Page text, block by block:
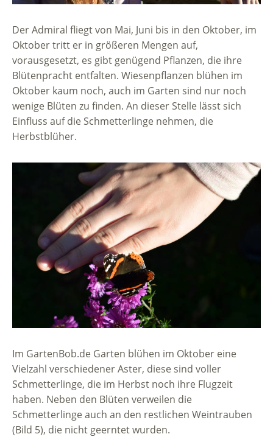
Der Admiral fliegt von Mai, Juni bis in den Oktober, im
Oktober tritt er in größeren Mengen auf,
vorausgesetzt, es gibt genügend Pflanzen, die ihre
Blütenpracht entfalten. Wiesenpflanzen blühen im
Oktober kaum noch, auch im Garten sind nur noch
wenige Blüten zu finden. An dieser Stelle lässt sich
Einfluss auf die Schmetterlinge nehmen, die
Herbstblüher.
Im GartenBob.de Garten blühen im Oktober eine
Vielzahl verschiedener Aster, diese sind voller
Schmetterlinge, die im Herbst noch ihre Flugzeit
haben. Neben den Blüten verweilen die
Schmetterlinge auch an den restlichen Weintrauben
(Bild 5), die nicht geerntet wurden.